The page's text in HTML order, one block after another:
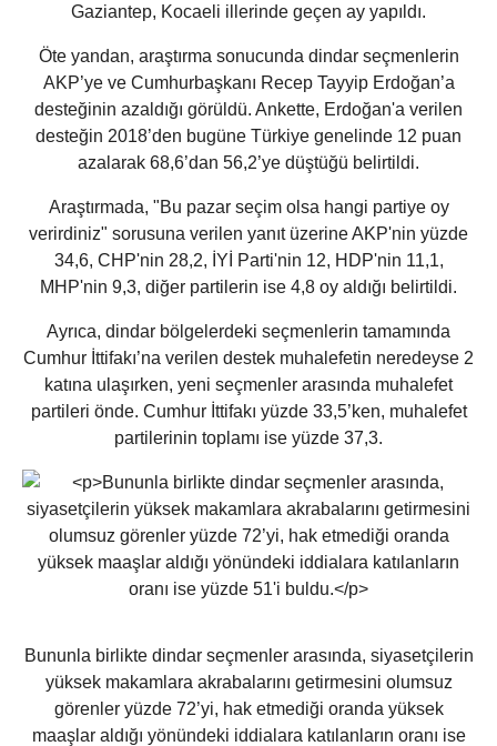
Gaziantep, Kocaeli illerinde geçen ay yapıldı.
Öte yandan, araştırma sonucunda dindar seçmenlerin
AKP’ye ve Cumhurbaşkanı Recep Tayyip Erdoğan’a
desteğinin azaldığı görüldü. Ankette, Erdoğan'a verilen
desteğin 2018’den bugüne Türkiye genelinde 12 puan
azalarak 68,6’dan 56,2’ye düştüğü belirtildi.
Araştırmada, "Bu pazar seçim olsa hangi partiye oy
verirdiniz" sorusuna verilen yanıt üzerine AKP'nin yüzde
34,6, CHP'nin 28,2, İYİ Parti'nin 12, HDP'nin 11,1,
MHP'nin 9,3, diğer partilerin ise 4,8 oy aldığı belirtildi.
Ayrıca, dindar bölgelerdeki seçmenlerin tamamında
Cumhur İttifakı’na verilen destek muhalefetin neredeyse 2
katına ulaşırken, yeni seçmenler arasında muhalefet
partileri önde. Cumhur İttifakı yüzde 33,5’ken, muhalefet
partilerinin toplamı ise yüzde 37,3.
Bununla birlikte dindar seçmenler arasında, siyasetçilerin
yüksek makamlara akrabalarını getirmesini olumsuz
görenler yüzde 72’yi, hak etmediği oranda yüksek
maaşlar aldığı yönündeki iddialara katılanların oranı ise